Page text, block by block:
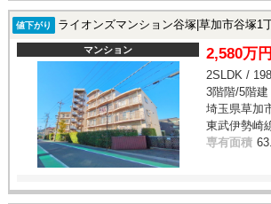
値下がり ライオンズマンション谷塚|草加市谷塚1
マンション 2,580万円
2SLDK /
3階階/5階建
埼玉県草加
東武伊勢崎
専有面積